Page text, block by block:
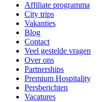
Affiliate programma
City trips
Vakanties
Blog
Contact
Veel gestelde vragen
Over ons
Partnerships
Premium Hospitality
Persberichten
Vacatures